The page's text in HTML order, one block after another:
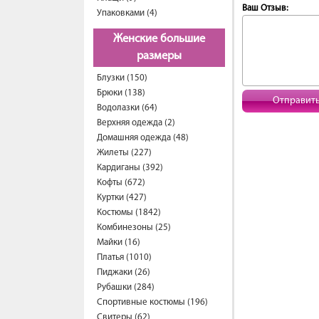
Упаковками (4)
Женские большие
размеры
Блузки (150)
Брюки (138)
Водолазки (64)
Верхняя одежда (2)
Домашняя одежда (48)
Жилеты (227)
Кардиганы (392)
Кофты (672)
Куртки (427)
Костюмы (1842)
Комбинезоны (25)
Майки (16)
Платья (1010)
Пиджаки (26)
Рубашки (284)
Спортивные костюмы (196)
Ваш Отзыв: